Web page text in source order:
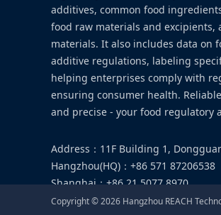
additives, common food
food raw materials and excipients,
materials. It also includes data on
additive regulations, labeling
helping enterprises comply with
ensuring consumer health.
and precise - your food regulatory
Address ： 11F Building 1,
Hangzhou(HQ) ： +86 571 87206538
Shanghai：+86 21 5077 8970
Email：food@cirs-group.com
Copyright ©2026 Hangzhou REACH